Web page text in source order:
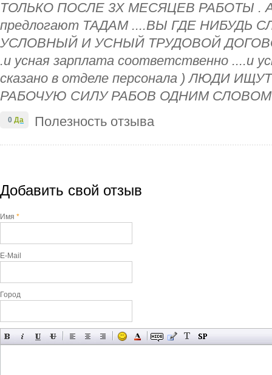
ТОЛЬКО ПОСЛЕ 3Х МЕСЯЦЕВ РАБОТЫ . А
предлогают ТАДАМ ....ВЫ ГДЕ НИБУДЬ
УСЛОВНЫЙ И УСНЫЙ ТРУДОВОЙ
.и усная зарплата соответственно ....и
сказано в отделе персонала ) ЛЮДИ
РАБОЧУЮ СИЛУ РАБОВ ОДНИМ СЛОВОМ
Полезность отзыва
0 Да
Добавить свой отзыв
Имя *
E-Mail
Город